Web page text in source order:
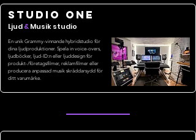
STUDIO one
Ljud&Musik studio
En unik Grammy-vinnande hybridstudio för
dina ljudproduktioner. Spela in voice-overs,
ljudböcker, ljud-ID:n eller ljuddesign för
produkt-/företagsfilmer, reklamfilmer eller
producera anpassad musik skräddarsydd för
ditt varumärke.